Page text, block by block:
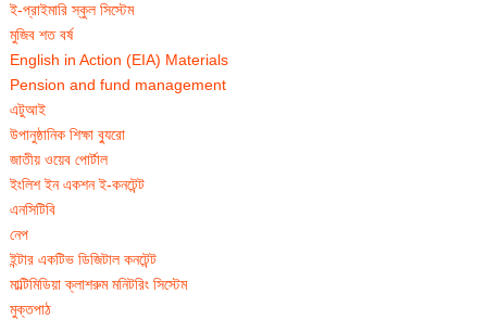
ই-প্রাইমারি স্কুল সিস্টেম
মুজিব শত বর্ষ
English in Action (EIA) Materials
Pension and fund management
এটুআই
উপানুষ্ঠানিক শিক্ষা ব্যুরো
জাতীয় ওয়েব পোর্টাল
ইংলিশ ইন একশন ই-কনটেন্ট
এনসিটিবি
নেপ
ইন্টার একটিভ ডিজিটাল কনটেন্ট
মাল্টিমিডিয়া ক্লাশরুম মনিটরিং সিস্টেম
মুক্তপাঠ